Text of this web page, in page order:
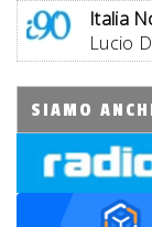
Italia
Lucio
SIAMO